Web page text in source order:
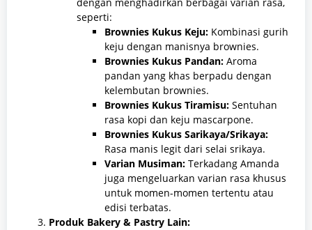
seperti:
Brownies Kukus Keju: Kombinasi gurih
keju dengan manisnya brownies.
Brownies Kukus Pandan: Aroma
pandan yang khas berpadu dengan
kelembutan brownies.
Brownies Kukus Tiramisu: Sentuhan
rasa kopi dan keju mascarpone.
Brownies Kukus Sarikaya/Srikaya:
Rasa manis legit dari selai srikaya.
Varian Musiman: Terkadang Amanda
juga mengeluarkan varian rasa khusus
untuk momen-momen tertentu atau
edisi terbatas.
Produk Bakery & Pastry Lain: